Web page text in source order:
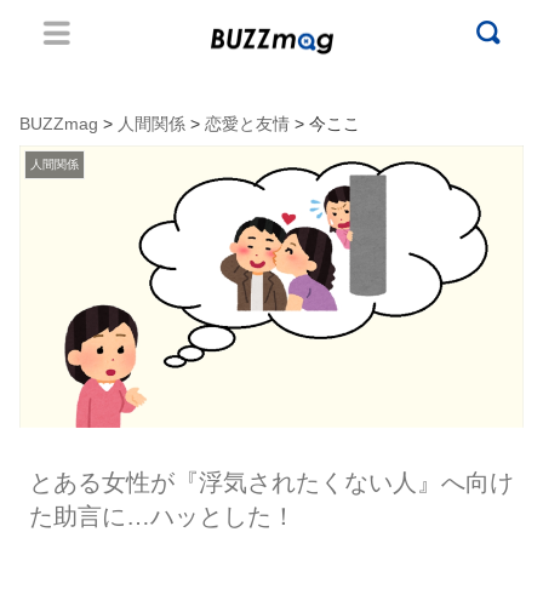
BUZZmag > 人間関係 > 恋愛と友情 > 今ここ
人間関係
とある女性が『浮気されたくない人』へ向け
た助言に…ハッとした！